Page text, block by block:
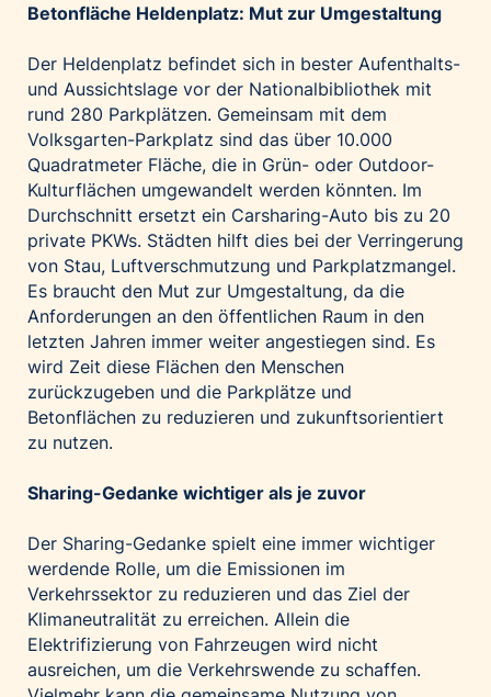
Betonfläche Heldenplatz: Mut zur Umgestaltung
Der Heldenplatz befindet sich in bester Aufenthalts-
und Aussichtslage vor der Nationalbibliothek mit
rund 280 Parkplätzen. Gemeinsam mit dem
Volksgarten-Parkplatz sind das über 10.000
Quadratmeter Fläche, die in Grün- oder Outdoor-
Kulturflächen umgewandelt werden könnten. Im
Durchschnitt ersetzt ein Carsharing-Auto bis zu 20
private PKWs. Städten hilft dies bei der Verringerung
von Stau, Luftverschmutzung und Parkplatzmangel.
Es braucht den Mut zur Umgestaltung, da die
Anforderungen an den öffentlichen Raum in den
letzten Jahren immer weiter angestiegen sind. Es
wird Zeit diese Flächen den Menschen
zurückzugeben und die Parkplätze und
Betonflächen zu reduzieren und zukunftsorientiert
zu nutzen.
Sharing-Gedanke wichtiger als je zuvor
Der Sharing-Gedanke spielt eine immer wichtiger
werdende Rolle, um die Emissionen im
Verkehrssektor zu reduzieren und das Ziel der
Klimaneutralität zu erreichen. Allein die
Elektrifizierung von Fahrzeugen wird nicht
ausreichen, um die Verkehrswende zu schaffen.